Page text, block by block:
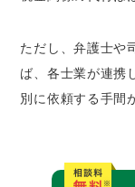
ただし、弁護士や
ば、各士業が連携
別に依頼する手間